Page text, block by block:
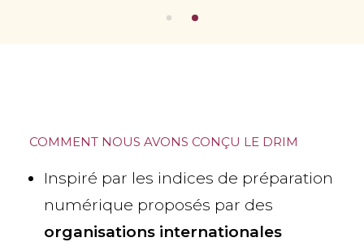
COMMENT NOUS AVONS CONÇU LE DRIM
Inspiré par les indices de préparation
numérique proposés par des
organisations internationales